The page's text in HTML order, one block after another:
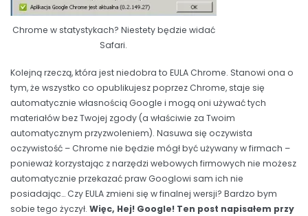
Chrome w statystykach? Niestety będzie widać
Safari.
Kolejną rzeczą, która jest niedobra to EULA Chrome. Stanowi ona o
tym, że wszystko co opublikujesz poprzez Chrome, staje się
automatycznie własnością Google i mogą oni używać tych
materiałów bez Twojej zgody (a właściwie za Twoim
automatycznym przyzwoleniem). Nasuwa się oczywista
oczywistość – Chrome nie będzie mógł być używany w firmach –
ponieważ korzystając z narzędzi webowych firmowych nie możesz
automatycznie przekazać praw Googlowi sam ich nie
posiadając… Czy EULA zmieni się w finalnej wersji? Bardzo bym
sobie tego życzył. Więc, Hej! Google! Ten post napisałem przy